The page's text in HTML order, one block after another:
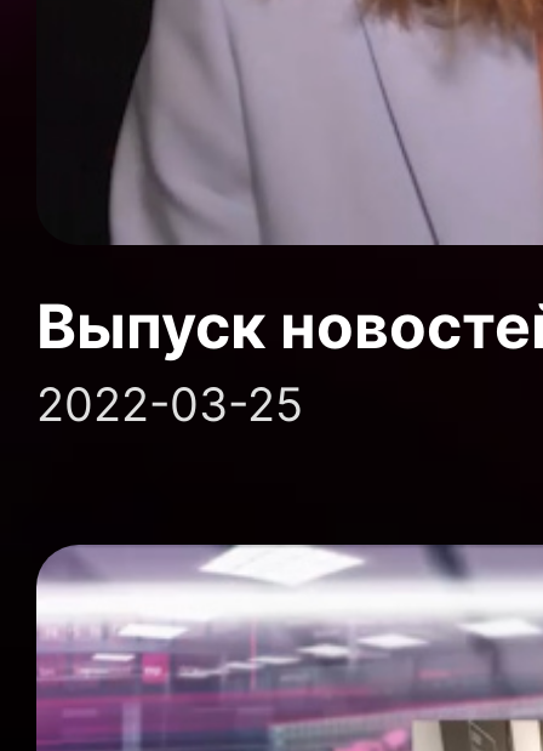
Выпуск
2022-03-25